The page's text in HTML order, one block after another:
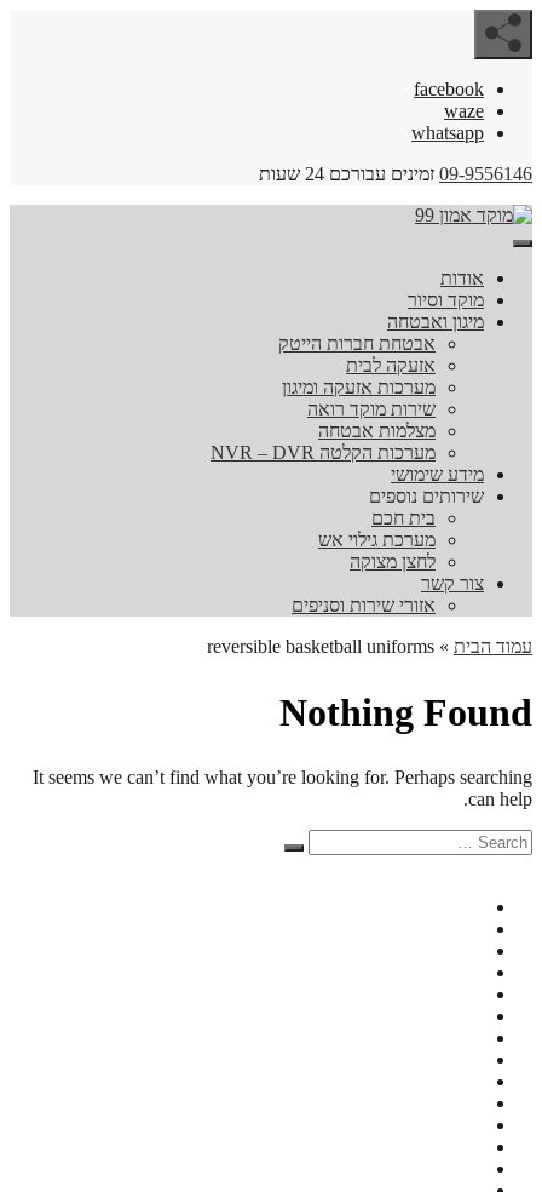
facebook
waze
whatsapp
09-9556146 זמינים עבורכם 24 שעות
אודות
מוקד וסיור
מיגון ואבטחה
אבטחת חברות הייטק
אזעקה לבית
מערכות אזעקה ומיגון
שירות מוקד רואה
מצלמות אבטחה
מערכות הקלטה NVR – DVR
מידע שימושי
שירותים נוספים
בית חכם
מערכת גילוי אש
לחצן מצוקה
צור קשר
אזורי שירות וסניפים
עמוד הבית »
reversible basketball uniforms
Nothing Found
It seems we can’t find what you’re looking for. Perhaps searching
can help.
Search
for:
Search